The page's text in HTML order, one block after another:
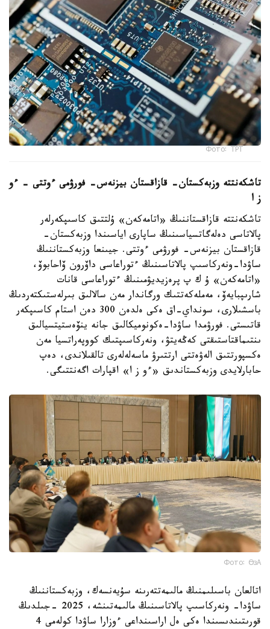
Фото: ТРТ
تاشكەنتتە وزبەكستان- قازاقستان بيزنەس- فورۋمى ءوتتى – ءو
ز ا
تاشكەنتتە قازاقستاننىڭ «اتامەكەن» ۇلتتىق كاسىپكەرلەر
پالاتاسى دەلەگاتسياسىنىڭ ساپارى اياسىندا وزبەكستان-
قازاقستان بيزنەس- فورۋمى ءوتتى. جيىنعا وزبەكستاننىڭ
ساۋدا-ونەركاسىپ پالاتاسىنىڭ ءتوراعاسى داۆرون ۆاحابوۆ،
«اتامەكەن» ۇ ك پ پرەزيديۋمىنىڭ ءتوراعاسى قانات
شارىپبايەۆ، مەملەكەتتىك ورگاندار مەن سالالىق بىرلەستىكتەردىڭ
باسشىلارى، سونداي-اق ەكى ەلدەن 300 دەن استام كاسىپكەر
قاتىستى. فورۋمدا ساۋدا-ەكونوميكالىق جانە ينۆەستيتسيالىق
ىنتىماقتاستىقتى كەڭەيتۋ، ونەركاسىپتىك كووپەراتسيا مەن
ەكسپورتتىق الەۋەتتى ارتتىرۋ ماسەلەلەرى تالقىلاندى، دەپ
حابارلايدى وزبەكستاندىق «ءو ز ا» اقپارات اگەنتتىگى.
Фото: ӨзА
اتالعان باسىلىمنىڭ مالىمەتتەرىنە سۇيەنسەك، وزبەكستاننىڭ
ساۋدا- ونەركاسىپ پالاتاسىنىڭ مالىمەتىنشە، 2025 -جىلدىڭ
قورىتىندىسىندا ەكى ەل اراسىنداعى ءوزارا ساۋدا كولەمى 4